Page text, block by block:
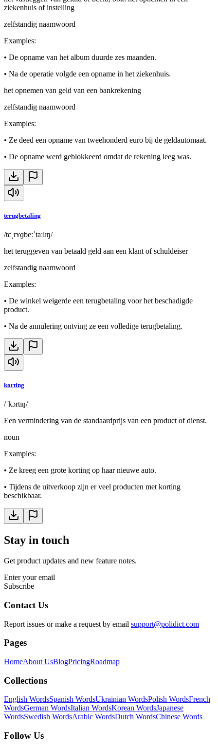
ziekenhuis of instelling
zelfstandig naamwoord
Examples:
• De opname van het album duurde zes maanden.
• Na de operatie volgde een opname in het ziekenhuis.
het opnemen van geld van een bankrekening
zelfstandig naamwoord
Examples:
• Ze deed een opname van tweehonderd euro bij de geldautomaat.
• De opname werd geblokkeerd omdat de rekening leeg was.
terugbetaling
/tɛˌrʏɡbeːˈtaːlɪŋ/
het teruggeven van betaald geld aan een klant of schuldeiser
zelfstandig naamwoord
Examples:
• De winkel weigerde een terugbetaling voor het beschadigde
product.
• Na de annulering ontving ze een volledige terugbetaling.
korting
/ˈkɔrtɪŋ/
Een vermindering van de standaardprijs van een product of dienst.
noun
Examples:
• Ze kreeg een grote korting op haar nieuwe auto.
• Tijdens de uitverkoop zijn er veel producten met korting
beschikbaar.
Stay in touch
Get product updates and new feature notes.
Enter your email
Subscribe
Contact Us
Report issues or make a request by email support@polidict.com
Pages
HomeAbout UsBlogPricingRoadmap
Collections
English WordsSpanish WordsUkrainian WordsPolish WordsFrench
WordsGerman WordsItalian WordsKorean WordsJapanese
WordsSwedish WordsArabic WordsDutch WordsChinese Words
Follow Us